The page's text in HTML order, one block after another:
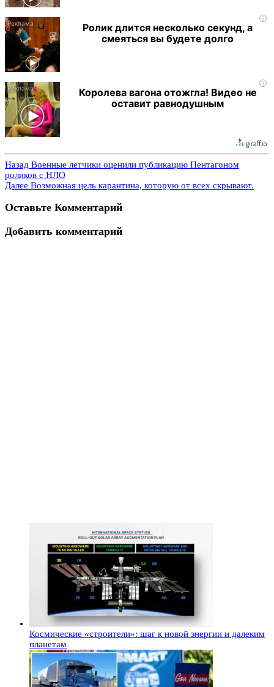
i
Ролик длится несколько секунд, а
смеяться вы будете долго
i
Королева вагона отожгла! Видео не
оставит равнодушным
Назад Военные летчики оценили публикацию Пентагоном
роликов с НЛО
Далее Возможная цель карантина, которую от всех скрывают.
Оставьте Комментарий
Добавить комментарий
Космические «строители»: шаг к новой энергии и далеким
планетам